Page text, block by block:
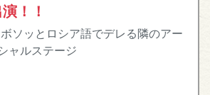
！！
ソッとロシア語でデレる隣のアー
ャルステージ